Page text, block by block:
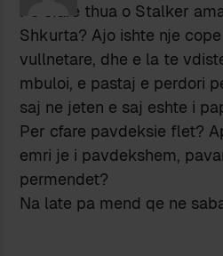
Po cfare thua o Stalker
Shkurta? Ajo ishte nje
vullnetare, dhe e la te
mbuloi, e pastaj e perdori
saj ne jeten e saj eshte i
Per cfare pavdeksie flet?
emri je i pavdekshem,
permendet?
Na late pa mend qe ne